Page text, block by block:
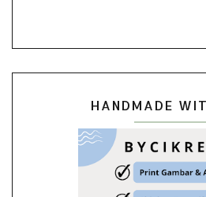
HANDMADE